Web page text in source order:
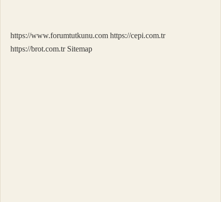
https://www.forumtutkunu.com https://cepi.com.tr
https://brot.com.tr Sitemap